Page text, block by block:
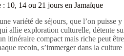
10, 14 ou 21 jours en Jamaïque
variété de séjours, que l’on puisse
allie exploration culturelle, détente
itinéraire compact mais riche peut
recoin, s’immerger dans la